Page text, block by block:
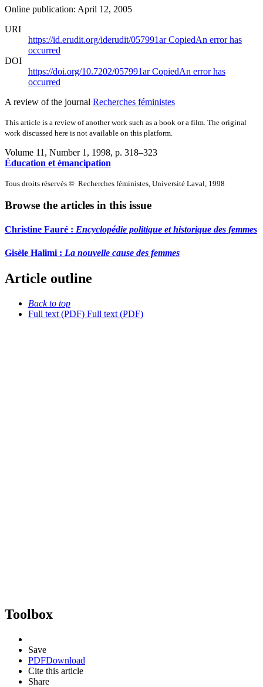
Online publication: April 12, 2005
URI
https://id.erudit.org/iderudit/057991arCopiedAn error has
occurred
DOI
https://doi.org/10.7202/057991arCopiedAn error has
occurred
A review of the journal Recherches féministes
This article is a review of another work such as a book or a film. The original
work discussed here is not available on this platform.
Volume 11, Number 1, 1998, p. 318–323
Éducation et émancipation
Tous droits réservés © Recherches féministes, Université Laval, 1998
Browse the articles in this issue
Christine Fauré : Encyclopédie politique et historique des femmes
Gisèle Halimi : La nouvelle cause des femmes
Article outline
Back to top
Full text (PDF) Full text (PDF)
Toolbox
Save
PDFDownload
Cite this article
Share